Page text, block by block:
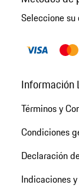
Seleccione
Información
Términos y
Condiciones
Declaración
Indicaciones